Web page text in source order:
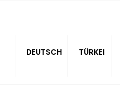
DEUTSCH TÜRKEI